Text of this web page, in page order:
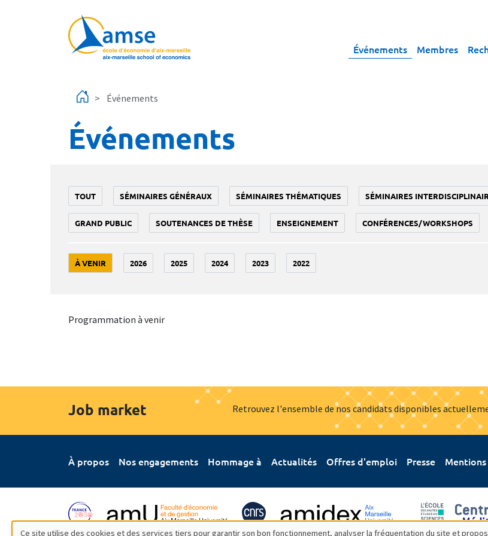
Événements Membres
Événements
Événements
TOUT SÉMINAIRES GÉNÉRAUX SÉMINAIRES THÉMATIQUES SÉMINAIRES
GRAND PUBLIC SOUTENANCES DE THÈSE ENSEIGNEMENT CONFÉRENCES/WORKSHOPS
À VENIR 2026 2025 2024 2023 2022
Programmation à venir
Job market Retrouvez l'ensemble de nos candidats disponibles
À propos Nos engagements Hommage à Actualités Offres d'emploi Presse
Ce site utilise des cookies et des services tiers pour garantir son bon fonctionnement, analyser la fréquentation du site et